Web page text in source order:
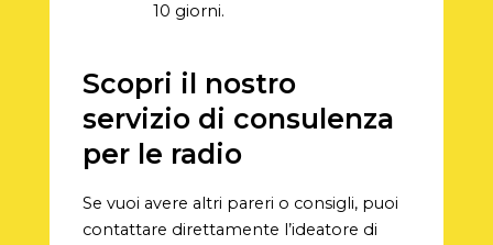
10 giorni.
Scopri il nostro
servizio di consulenza
per le radio
Se vuoi avere altri pareri o consigli, puoi
contattare direttamente l’ideatore di